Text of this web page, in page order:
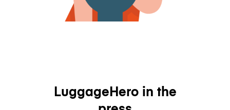
LuggageHero in the